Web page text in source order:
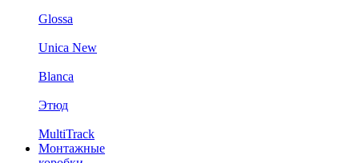
Glossa
Unica New
Blanca
Этюд
MultiTrack
Монтажные